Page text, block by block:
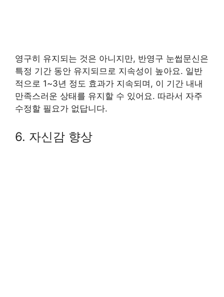
영구히 유지되는 것은 아니지만, 반영구 눈썹문신은
특정 기간 동안 유지되므로 지속성이 높아요. 일반
적으로 1~3년 정도 효과가 지속되며, 이 기간 내내
만족스러운 상태를 유지할 수 있어요. 따라서 자주
수정할 필요가 없답니다.
6. 자신감 향상